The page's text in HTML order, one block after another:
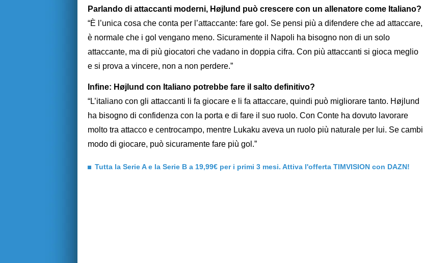
Parlando di attaccanti moderni, Højlund può crescere con un allenatore come Italiano?
“È l’unica cosa che conta per l’attaccante: fare gol. Se pensi più a difendere che ad attaccare,
è normale che i gol vengano meno. Sicuramente il Napoli ha bisogno non di un solo
attaccante, ma di più giocatori che vadano in doppia cifra. Con più attaccanti si gioca meglio
e si prova a vincere, non a non perdere.”
Infine: Højlund con Italiano potrebbe fare il salto definitivo?
“L’italiano con gli attaccanti li fa giocare e li fa attaccare, quindi può migliorare tanto. Højlund
ha bisogno di confidenza con la porta e di fare il suo ruolo. Con Conte ha dovuto lavorare
molto tra attacco e centrocampo, mentre Lukaku aveva un ruolo più naturale per lui. Se cambi
modo di giocare, può sicuramente fare più gol.”
Tutta la Serie A e la Serie B a 19,99€ per i primi 3 mesi. Attiva l'offerta TIMVISION con DAZN!